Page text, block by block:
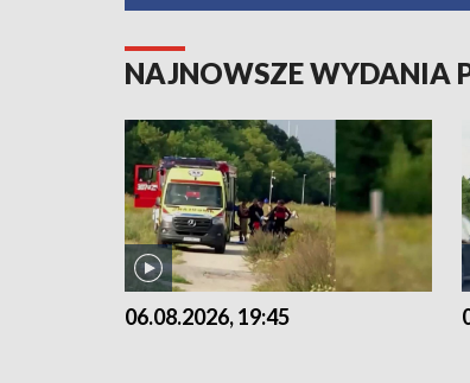
NAJNOWSZE WYDANIA
06.08.2026, 19:45